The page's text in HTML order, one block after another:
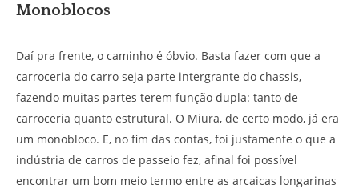
Monoblocos
Daí pra frente, o caminho é óbvio. Basta fazer com que a
carroceria do carro seja parte intergrante do chassis,
fazendo muitas partes terem função dupla: tanto de
carroceria quanto estrutural. O Miura, de certo modo, já era
um monobloco. E, no fim das contas, foi justamente o que a
indústria de carros de passeio fez, afinal foi possível
encontrar um bom meio termo entre as arcaicas longarinas